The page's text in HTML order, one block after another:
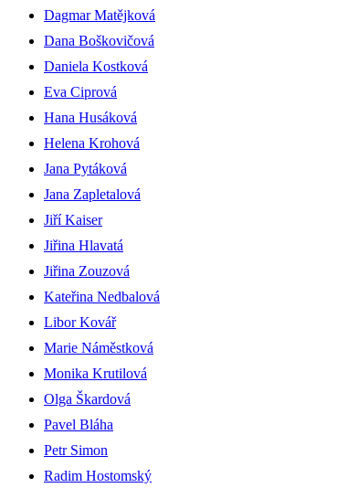
Dagmar Matějková
Dana Boškovičová
Daniela Kostková
Eva Ciprová
Hana Husáková
Helena Krohová
Jana Pytáková
Jana Zapletalová
Jiří Kaiser
Jiřina Hlavatá
Jiřina Zouzová
Kateřina Nedbalová
Libor Kovář
Marie Náměstková
Monika Krutilová
Olga Škardová
Pavel Bláha
Petr Simon
Radim Hostomský